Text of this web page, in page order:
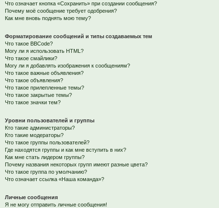
Что означает кнопка «Сохранить» при создании сообщения?
Почему моё сообщение требует одобрения?
Как мне вновь поднять мою тему?
Форматирование сообщений и типы создаваемых тем
Что такое BBCode?
Могу ли я использовать HTML?
Что такое смайлики?
Могу ли я добавлять изображения к сообщениям?
Что такое важные объявления?
Что такое объявления?
Что такое прилепленные темы?
Что такое закрытые темы?
Что такое значки тем?
Уровни пользователей и группы
Кто такие администраторы?
Кто такие модераторы?
Что такое группы пользователей?
Где находятся группы и как мне вступить в них?
Как мне стать лидером группы?
Почему названия некоторых групп имеют разные цвета?
Что такое группа по умолчанию?
Что означает ссылка «Наша команда»?
Личные сообщения
Я не могу отправить личные сообщения!